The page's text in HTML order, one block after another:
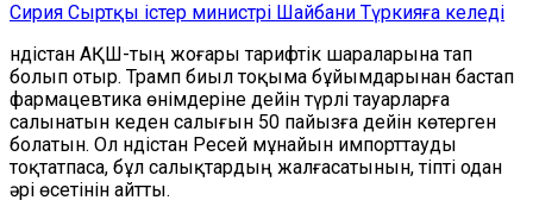
Сирия Сыртқы істер министрі Шайбани Түркияға келеді
Үндістан АҚШ-тың жоғары тарифтік шараларына тап
болып отыр. Трамп биыл тоқыма бұйымдарынан бастап
фармацевтика өнімдеріне дейін түрлі тауарларға
салынатын кеден салығын 50 пайызға дейін көтерген
болатын. Ол Үндістан Ресей мұнайын импорттауды
тоқтатпаса, бұл салықтардың жалғасатынын, тіпті одан
әрі өсетінін айтты.